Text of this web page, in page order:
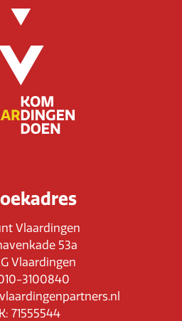
Vlaardingen
53a
Vlaardingen
3100840
71555544